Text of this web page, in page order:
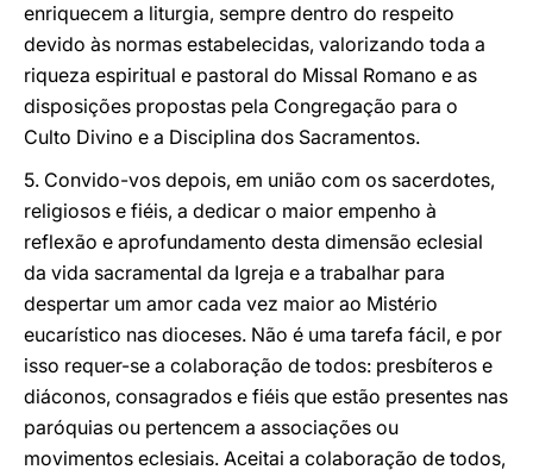
enriquecem a liturgia, sempre dentro do respeito
devido às normas estabelecidas, valorizando toda a
riqueza espiritual e pastoral do Missal Romano e as
disposições propostas pela Congregação para o
Culto Divino e a Disciplina dos Sacramentos.
5. Convido-vos depois, em união com os sacerdotes,
religiosos e fiéis, a dedicar o maior empenho à
reflexão e aprofundamento desta dimensão eclesial
da vida sacramental da Igreja e a trabalhar para
despertar um amor cada vez maior ao Mistério
eucarístico nas dioceses. Não é uma tarefa fácil, e por
isso requer-se a colaboração de todos: presbíteros e
diáconos, consagrados e fiéis que estão presentes nas
paróquias ou pertencem a associações ou
movimentos eclesiais. Aceitai a colaboração de todos,